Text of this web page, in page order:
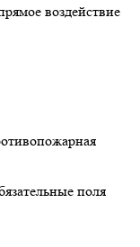
воздействие
поля